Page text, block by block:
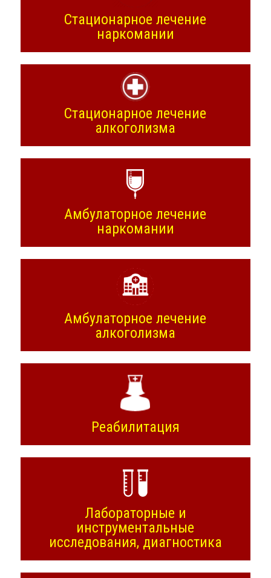
Стационарное лечение
наркомании
Стационарное лечение
алкоголизма
Амбулаторное лечение
наркомании
Амбулаторное лечение
алкоголизма
Реабилитация
Лабораторные и
инструментальные
исследования, диагностика